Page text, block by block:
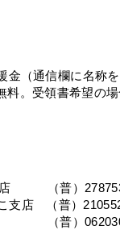
金（通信欄に名称を
。受領書希望の
店 （普）
支店 （普）
（普）